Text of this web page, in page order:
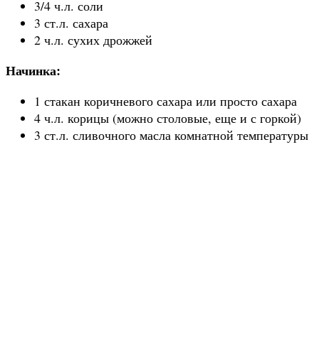
3/4 ч.л. соли
3 ст.л. сахара
2 ч.л. сухих дрожжей
Начинка:
1 стакан коричневого сахара или просто сахара
4 ч.л. корицы (можно столовые, еще и с горкой)
3 ст.л. сливочного масла комнатной температуры